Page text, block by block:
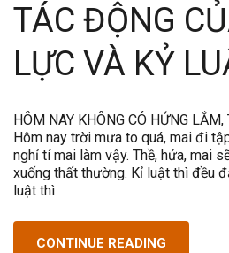
TÁC ĐỘNG
LỰC VÀ KỶ
HÔM NAY KHÔNG CÓ HỨNG
Hôm nay trời mưa to quá, mai đi
nghỉ tí mai làm vậy. Thề, hứa, mai
xuống thất thường. Kỉ luật thì đều
luật thì
CONTINUE READING